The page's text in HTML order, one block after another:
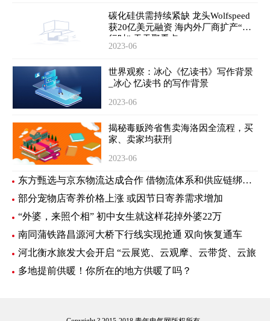
碳化硅供需持续紧缺 龙头Wolfspeed
获20亿美元融资 海内外厂商扩产“进
行时” 天天聚看点
2023-06
世界观察：冰心《忆读书》写作背景
_冰心 忆读书 的写作背景
2023-06
揭秘毒贩跨省售卖海洛因全流程，买
家、卖家均获刑
2023-06
东方甄选与京东物流达成合作 借物流体系和供应链绑定新样板
部分宠物店寄养价格上涨 或因节日寄养需求增加
“外婆，来照个相” 初中女生就这样花掉外婆22万
南同蒲铁路昌源河大桥下行线实现抢通 双向恢复通车
河北衡水旅发大会开启 “云展览、云观摩、云带货、云旅
多地提前供暖！你所在的地方供暖了吗？